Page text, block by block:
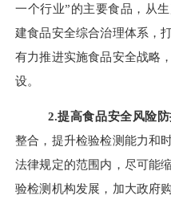
一个行业”的主要食品，从
建食品安全综合治理体系，
有力推进实施食品安全战略
设。
2.提高食品安全风险
整合，提升检验检测能力和
法律规定的范围内，尽可能
验检测机构发展，加大政府